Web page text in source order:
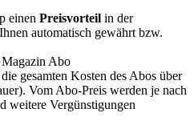
einen Preisvorteil in der
automatisch gewährt bzw.
Abo
gesamten Kosten des Abos über
Vom Abo-Preis werden je nach
weitere Vergünstigungen